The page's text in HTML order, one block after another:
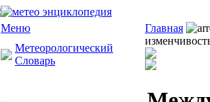
Меню
Метеорологический
Словарь
Главная